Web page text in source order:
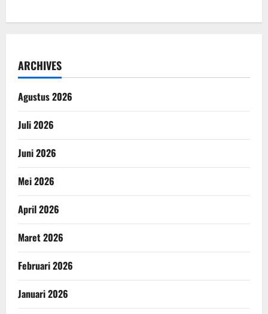
ARCHIVES
Agustus 2026
Juli 2026
Juni 2026
Mei 2026
April 2026
Maret 2026
Februari 2026
Januari 2026